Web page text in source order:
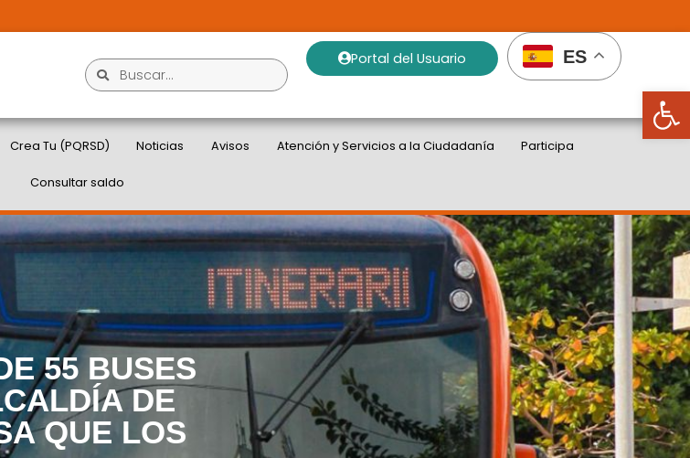
Abrir
Portal del Usuario ES
Crea Tu (PQRSD) Noticias Avisos Atención y Servicios a la Ciudadanía Participa
Consultar saldo
55 BUSES
DE
QUE LOS